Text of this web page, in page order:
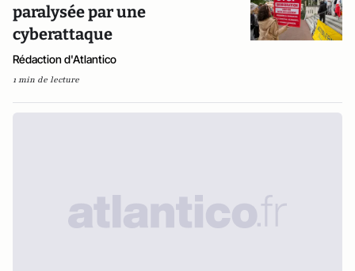
paralysée par une
cyberattaque
Rédaction d'Atlantico
1 min de lecture